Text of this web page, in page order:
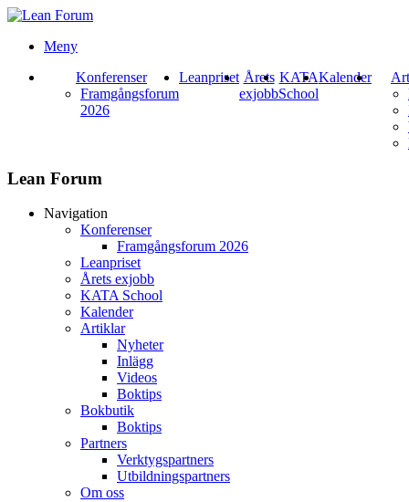
Meny
Konferenser
Framgångsforum
2026
Leanpriset Årets
exjobb
KATA
School
Kalender
Lean Forum
Navigation
Konferenser
Framgångsforum 2026
Leanpriset
Årets exjobb
KATA School
Kalender
Artiklar
Nyheter
Inlägg
Videos
Boktips
Bokbutik
Boktips
Partners
Verktygspartners
Utbildningspartners
Om oss